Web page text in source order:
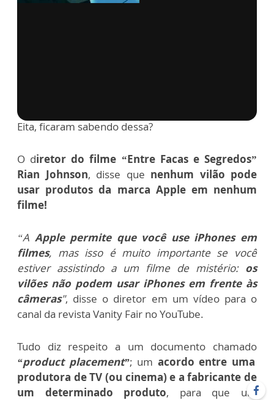
Eita, ficaram sabendo dessa?
O diretor do filme “Entre Facas e Segredos”
Rian Johnson, disse que nenhum vilão pode
usar produtos da marca Apple em nenhum
filme!
“A Apple permite que você use iPhones em
filmes, mas isso é muito importante se você
estiver assistindo a um filme de mistério: os
vilões não podem usar iPhones em frente às
câmeras", disse o diretor em um vídeo para o
canal da revista Vanity Fair no YouTube.
Tudo diz respeito a um documento chamado
“product placement”; um acordo entre uma
produtora de TV (ou cinema) e a fabricante de
um determinado produto, para que um